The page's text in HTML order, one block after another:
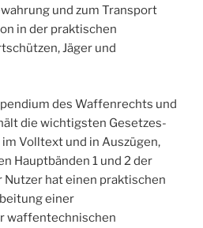
und zum Transport
in der praktischen
Jäger und
des Waffenrechts und
die wichtigsten Gesetzes-
Volltext und in Auszügen,
Hauptbänden 1 und 2 der
Nutzer hat einen praktischen
einer
waffentechnischen